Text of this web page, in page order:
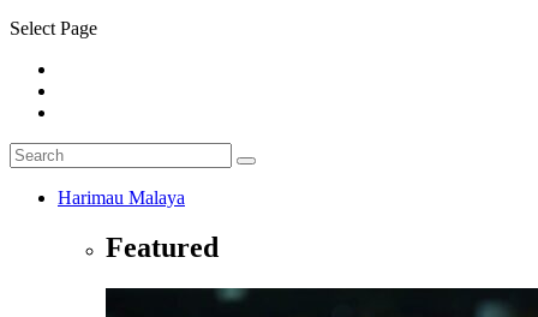
Select Page
Harimau Malaya
Featured